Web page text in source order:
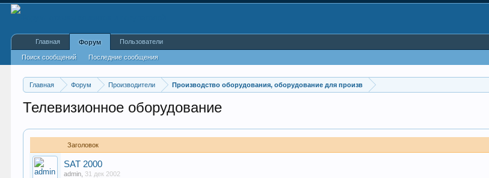
Главная Форум Производители Производство оборудования, оборудование для произв
Телевизионное оборудование
Заголовок
SAT 2000
admin 31 дек 2002
Главная Форум
Поиск сообщений Последние сообщения
Пользователи